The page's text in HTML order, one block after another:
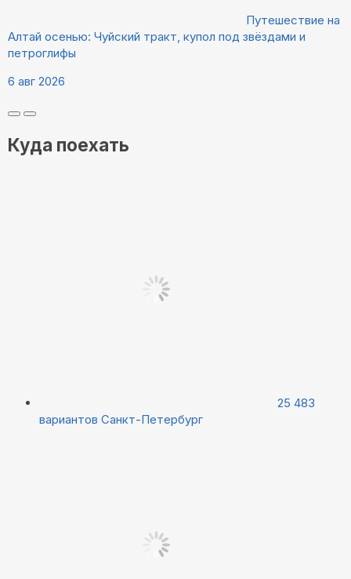
Путешествие на
Алтай осенью: Чуйский тракт, купол под звёздами и
петроглифы
6 авг 2026
Куда поехать
25 483
вариантов Санкт-Петербург